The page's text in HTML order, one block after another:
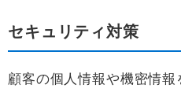
セキュリティ対策
顧客の個人情報や機密情報